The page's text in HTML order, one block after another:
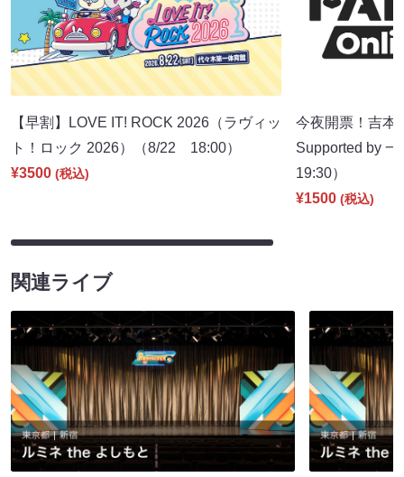
【早割】LOVE IT! ROCK 2026（ラヴィッ
ト！ロック 2026）（8/22 18:00）
¥3500 (税込)
今夜開票！吉本
Supported by
19:30）
¥1500 (税込)
関連ライブ